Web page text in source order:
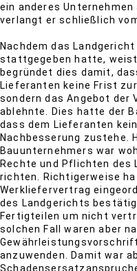
ein anderes
verlangt er schließlich
Nachdem das
stattgegeben hatte, weist
begründet dies damit,
Lieferanten keine Frist
sondern das Angebot der
ablehnte. Dies hatte der
dass dem Lieferanten
Nachbesserung zustehe.
Bauunternehmers war
Rechte und Pflichten des
richten. Richtigerweise
Werkliefervertrag
des Landgerichts
Fertigteilen um nicht
solchen Fall waren aber
anzuwenden. Damit war